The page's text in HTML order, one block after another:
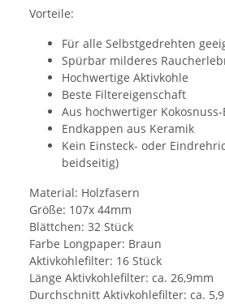
Vorteile:
Für alle Selbstgedrehten
Spürbar milderes
Hochwertige Aktivkohle
Beste Filtereigenschaft
Aus hochwertiger Kokosnuss-
Endkappen aus Keramik
Kein Einsteck- oder
beidseitig)
Material: Holzfasern
Größe: 107x 44mm
Blättchen: 32 Stück
Farbe Longpaper: Braun
Aktivkohlefilter: 16 Stück
Länge Aktivkohlefilter: ca. 26,9mm
Durchschnitt Aktivkohlefilter: ca.